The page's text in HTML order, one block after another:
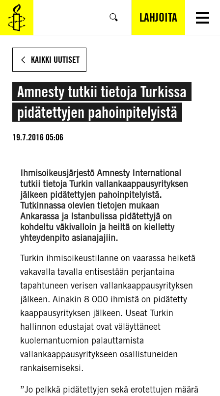
SIIRRY
VARSINAISEEN
SISÄLTÖÖN
Hae LAHJOITA
KAIKKI UUTISET
Amnesty tutkii tietoja Turkissa
pidätettyjen pahoinpitelyistä
19.7.2016 05:06
Ihmisoikeusjärjestö Amnesty International
tutkii tietoja Turkin vallankaappausyrityksen
jälkeen pidätettyjen pahoinpitelyistä.
Tutkinnassa olevien tietojen mukaan
Ankarassa ja Istanbulissa pidätettyjä on
kohdeltu väkivalloin ja heiltä on kielletty
yhteydenpito asianajajiin.
Turkin ihmisoikeustilanne on vaarassa heiketä
vakavalla tavalla entisestään perjantaina
tapahtuneen verisen vallankaappausyrityksen
jälkeen. Ainakin 8 000 ihmistä on pidätetty
kaappausyrityksen jälkeen. Useat Turkin
hallinnon edustajat ovat väläyttäneet
kuolemantuomion palauttamista
vallankaappausyritykseen osallistuneiden
rankaisemiseksi.
”Jo pelkkä pidätettyjen sekä erotettujen määrä